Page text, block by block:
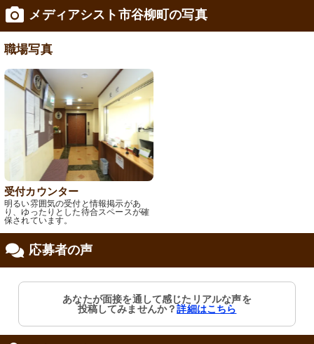
メディアシスト市谷柳町の写真
職場写真
受付カウンター
明るい雰囲気の受付と情報掲示があ
り、ゆったりとした待合スペースが確
保されています。
応募者の声
あなたが面接を通して感じたリアルな声を
投稿してみませんか？詳細はこちら